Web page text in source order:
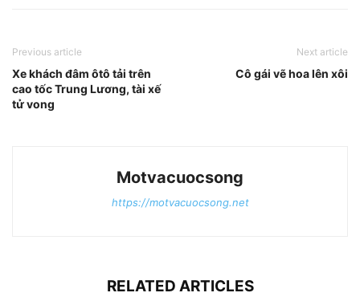
Previous article
Xe khách đâm ôtô tải trên
cao tốc Trung Lương, tài xế
tử vong
Next article
Cô gái vẽ hoa lên xôi
Motvacuocsong
https://motvacuocsong.net
RELATED ARTICLES